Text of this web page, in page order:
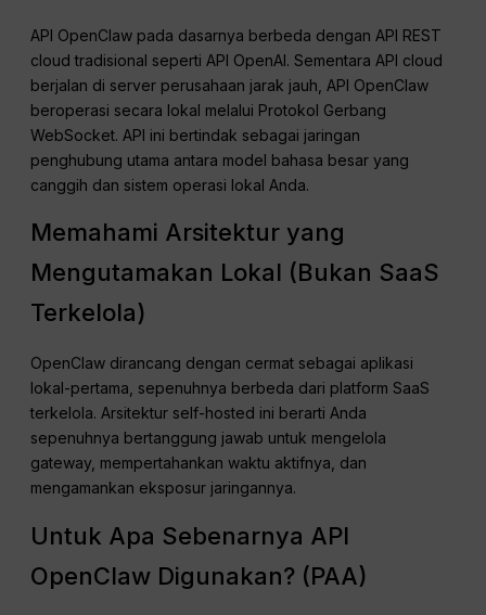
API OpenClaw pada dasarnya berbeda dengan API REST
cloud tradisional seperti API OpenAI. Sementara API cloud
berjalan di server perusahaan jarak jauh, API OpenClaw
beroperasi secara lokal melalui Protokol Gerbang
WebSocket. API ini bertindak sebagai jaringan
penghubung utama antara model bahasa besar yang
canggih dan sistem operasi lokal Anda.
Memahami Arsitektur yang
Mengutamakan Lokal (Bukan SaaS
Terkelola)
OpenClaw dirancang dengan cermat sebagai aplikasi
lokal-pertama, sepenuhnya berbeda dari platform SaaS
terkelola. Arsitektur self-hosted ini berarti Anda
sepenuhnya bertanggung jawab untuk mengelola
gateway, mempertahankan waktu aktifnya, dan
mengamankan eksposur jaringannya.
Untuk Apa Sebenarnya API
OpenClaw Digunakan? (PAA)